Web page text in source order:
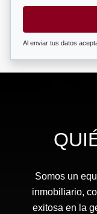
Al enviar tus datos
Somos un
inmobiliario,
exitosa en la